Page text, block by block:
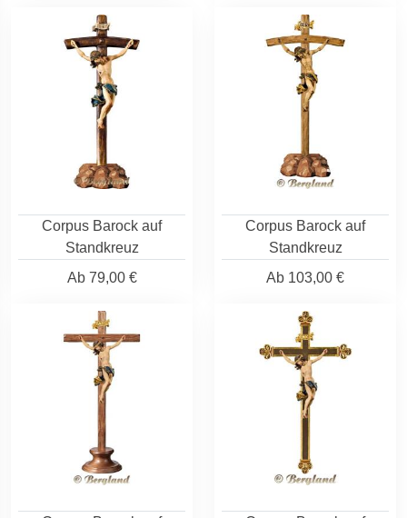
Corpus Barock auf
Standkreuz
Ab79,00 €
Corpus Barock auf
Standkreuz
Ab 103,00 €